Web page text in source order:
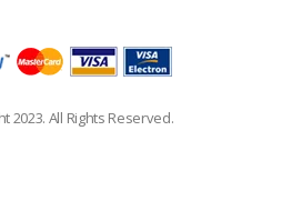
2023. All Rights Reserved.